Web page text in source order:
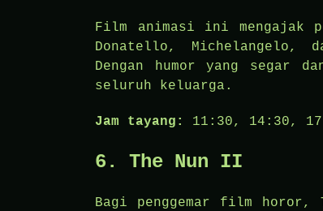
Film animasi ini mengajak
Donatello, Michelangelo,
Dengan humor yang segar
seluruh keluarga.
Jam tayang: 11:30, 14:30,
6. The Nun II
Bagi penggemar film horor,